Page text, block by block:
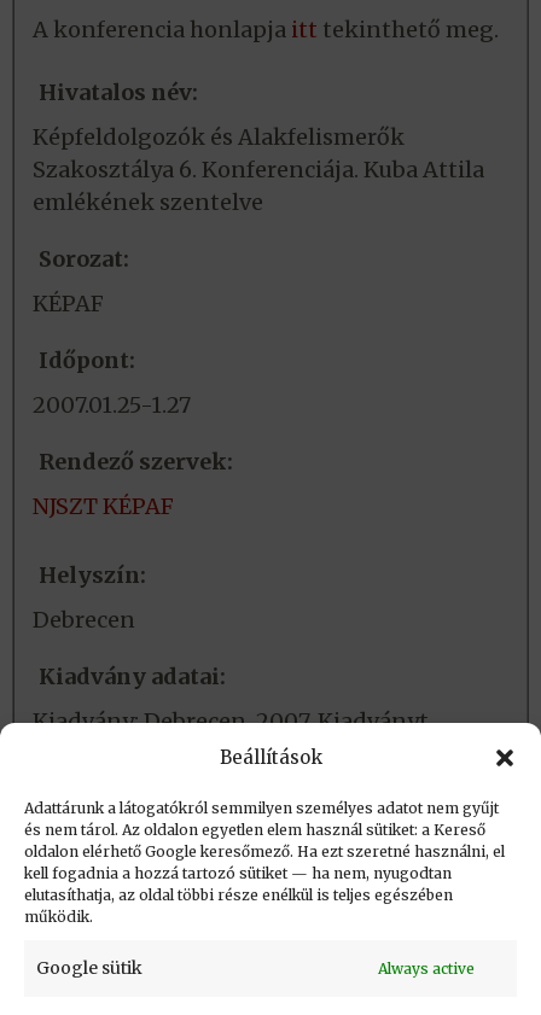
Beállítások
Adattárunk a látogatókról semmilyen személyes adatot nem gyűjt
és nem tárol. Az oldalon egyetlen elem használ sütiket: a Kereső
oldalon elérhető Google keresőmező. Ha ezt szeretné használni, el
kell fogadnia a hozzá tartozó sütiket — ha nem, nyugodtan
elutasíthatja, az oldal többi része enélkül is teljes egészében
működik.
Google sütik Always active
A konferencia honlapja itt tekinthető meg.
Hivatalos név:
Képfeldolgozók és Alakfelismerők
Szakosztálya 6. Konferenciája. Kuba Attila
emlékének szentelve
Sorozat:
KÉPAF
Időpont:
2007.01.25-1.27
Rendező szervek:
NJSZT KÉPAF
Helyszín:
Debrecen
Kiadvány adatai:
Kiadvány: Debrecen, 2007. Kiadványt
szerkesztette: Hajdú András
Létrehozva (post_date): 2016.04.03. 17:24
Utolsó módosítás (post_modified): 2024.02.15.
09:13